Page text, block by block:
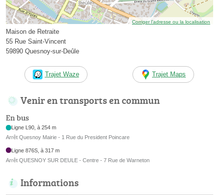
Corriger l’adresse ou la localisation
Maison de Retraite
55 Rue Saint-Vincent
59890 Quesnoy-sur-Deûle
Trajet Waze Trajet Maps
Venir en transports en commun
En bus
Ligne L90, à 254 m
Arrêt Quesnoy Mairie - 1 Rue du President Poincare
Ligne 876S, à 317 m
Arrêt QUESNOY SUR DEULE - Centre - 7 Rue de Warneton
Informations